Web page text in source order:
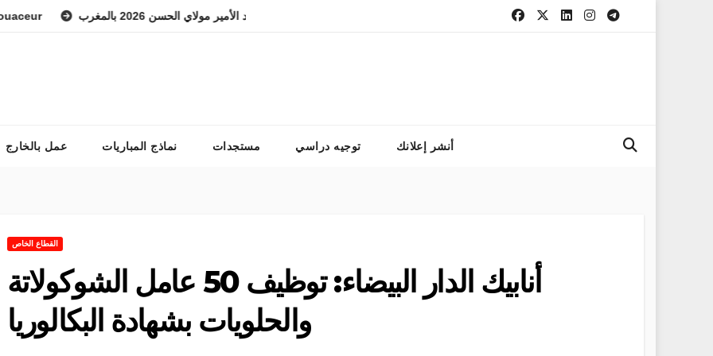
التسجيل في مباراة المعهد الوطني للفرس ولي العهد الأمير مولاي الحسن 2026 بالمغرب
عمل بالخارج نماذج المباريات مستجدات توجيه دراسي أنشر إعلانك
القطاع الخاص
أنابيك الدار البيضاء: توظيف 50 عامل الشوكولاتة
والحلويات بشهادة البكالوريا